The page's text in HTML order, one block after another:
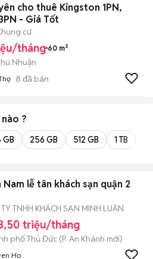
cho thuê Kingston 1PN,
- Giá Tốt
cư
tháng 60 m²
Nhuận
8 đã bán
nào ?
GB 256 GB 512 GB 1 TB
Nam lễ tân khách sạn quận 2
TNHH KHÁCH SẠN MINH LUÂN
triệu/tháng
phố Thủ Đức (P. An Khánh mới)
Ho